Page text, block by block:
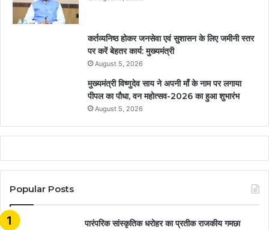
कर्तव्यनिष्ठ होकर जनसेवा एवं सुशासन के लिए जमीनी स्तर
पर करें बेहतर कार्य: मुख्यमंत्री
August 5, 2026
मुख्यमंत्री विष्णुदेव साय ने अपनी माँ के नाम पर लगाया
पीपल का पौधा, वन महोत्सव-2026 का हुआ शुभारंभ
August 5, 2026
Popular Posts
​​​​​​​पारंपरिक सांस्कृतिक धरोहर का प्रतीक राजकीय गमछा